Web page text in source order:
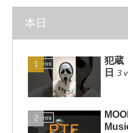
本日
Videos
犯
日 3
Videos